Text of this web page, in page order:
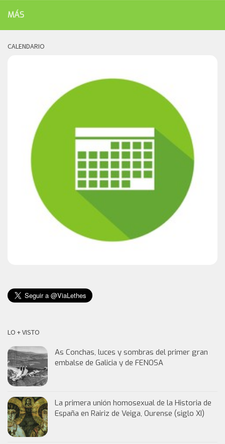
MÁS
CALENDARIO
LO + VISTO
As Conchas, luces y sombras del primer gran
embalse de Galicia y de FENOSA
La primera unión homosexual de la Historia de
España en Rairiz de Veiga, Ourense (siglo XI)